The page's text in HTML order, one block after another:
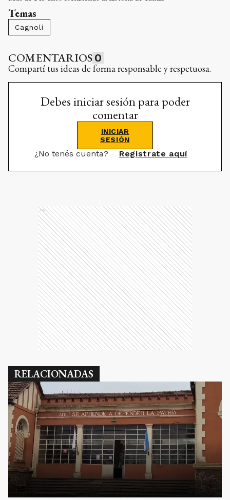
Temas
Cagnoli
COMENTARIOS 0
Compartí tus ideas de forma responsable y respetuosa.
Debes iniciar sesión para poder
comentar
INICIAR
SESIÓN
¿No tenés cuenta? Registrate aquí
Ads
RELACIONADAS